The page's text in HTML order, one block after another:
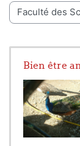
de cours
Bien être